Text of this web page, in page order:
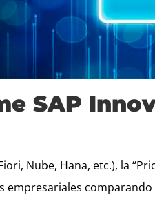
SAP
Nube, Hana, etc.), la
empresariales